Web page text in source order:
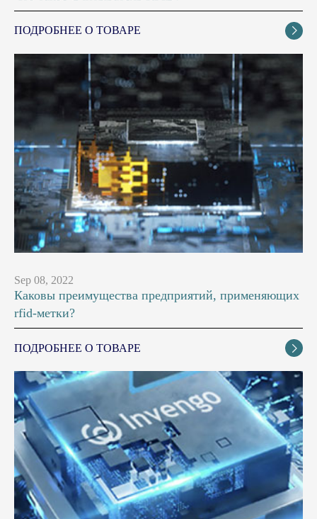
ПОДРОБНЕЕ О ТОВАРЕ 
Sep 08, 2022
Каковы преимущества предприятий, применяющих
rfid-метки?
ПОДРОБНЕЕ О ТОВАРЕ 